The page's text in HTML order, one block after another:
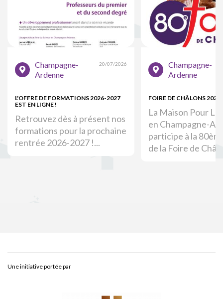
Champagne-
Ardenne
20/07/2026
L'OFFRE DE FORMATIONS 2026-2027
EST EN LIGNE !
Retrouvez dès à présent nos
formations pour la prochaine
rentrée 2026-2027 !...
Champagne-
Ardenne
FOIRE DE CHÂLONS 2026
La Maison Pour La
en Champagne-
participe à la
de la Foire de
Une initiative portée par